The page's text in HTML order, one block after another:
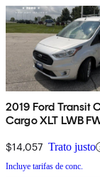
2019 Ford Transit
Cargo XLT LWB
$14,057 Trato justo
Incluye tarifas de conc.